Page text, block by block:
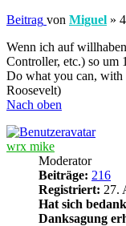
Beitrag von Miguel »
Wenn ich auf
Controller, etc.) so um
Do what you can, with
Roosevelt)
Nach oben
wrx mike
Moderator
Beiträge: 216
Registriert: 27.
Hat sich
Danksagung